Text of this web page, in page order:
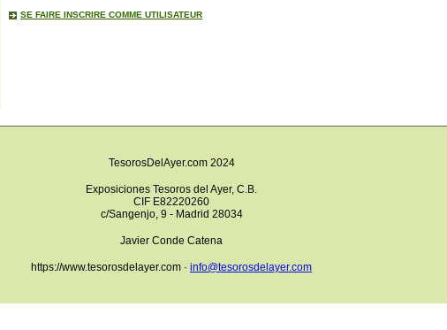
SE FAIRE INSCRIRE COMME UTILISATEUR
TesorosDelAyer.com 2024
Exposiciones Tesoros del Ayer, C.B.
CIF E82220260
c/Sangenjo, 9 - Madrid 28034
Javier Conde Catena
https://www.tesorosdelayer.com · info@tesorosdelayer.com